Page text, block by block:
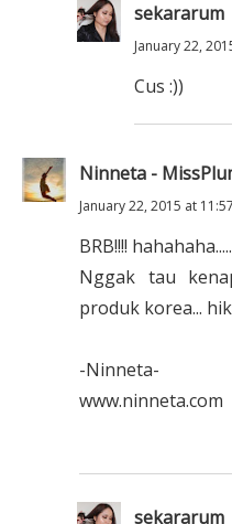
sekararum
January 22,
Cus :))
Ninneta -
January 22, 2015 at
BRB!!!! hahahaha.....
Nggak tau
produk korea...
-Ninneta-
www.ninneta.com
sekararum